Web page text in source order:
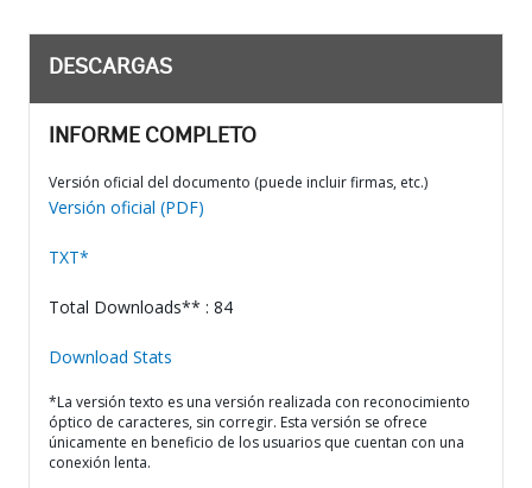
DESCARGAS
INFORME COMPLETO
Versión oficial del documento (puede incluir firmas, etc.)
Versión oficial (PDF)
TXT*
Total Downloads** : 84
Download Stats
*La versión texto es una versión realizada con reconocimiento
óptico de caracteres, sin corregir. Esta versión se ofrece
únicamente en beneficio de los usuarios que cuentan con una
conexión lenta.